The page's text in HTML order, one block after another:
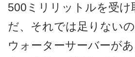
500ミリリットルを受け
だ、それでは足りない
ウォーターサーバーが